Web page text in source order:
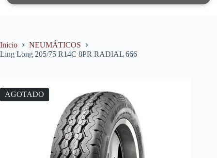
Inicio
NEUMÁTICOS
Ling Long 205/75 R14C 8PR RADIAL 666
AGOTADO